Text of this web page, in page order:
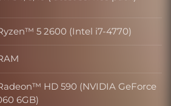
rendszer
5 2600 (Intel i7-4770)
HD 590 (NVIDIA GeForce
6GB)